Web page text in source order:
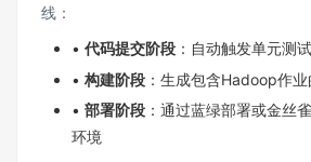
线：
• 代码提交阶段 ：自动触发单元测
• 构建阶段 ：生成包含Hadoop作
• 部署阶段 ：通过蓝绿部署或金丝
环境